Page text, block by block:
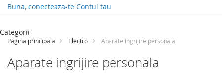
Buna, conecteaza-te Contul tau
Categorii
Pagina principala Electro Aparate ingrijire personala
Aparate ingrijire personala